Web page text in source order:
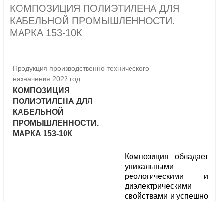
КОМПОЗИЦИЯ ПОЛИЭТИЛЕНА ДЛЯ
КАБЕЛЬНОЙ ПРОМЫШЛЕННОСТИ.
МАРКА 153-10К
Продукция производственно-технического
назначения 2022 год
КОМПОЗИЦИЯ
ПОЛИЭТИЛЕНА ДЛЯ
КАБЕЛЬНОЙ
ПРОМЫШЛЕННОСТИ.
МАРКА 153-10К
Композиция обладает
уникальными
реологическими и
диэлектрическими
свойствами и успешно